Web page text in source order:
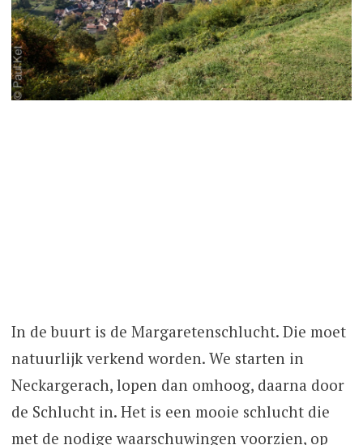
In de buurt is de Margaretenschlucht. Die moet
natuurlijk verkend worden. We starten in
Neckargerach, lopen dan omhoog, daarna door
de Schlucht in. Het is een mooie schlucht die
met de nodige waarschuwingen voorzien, op